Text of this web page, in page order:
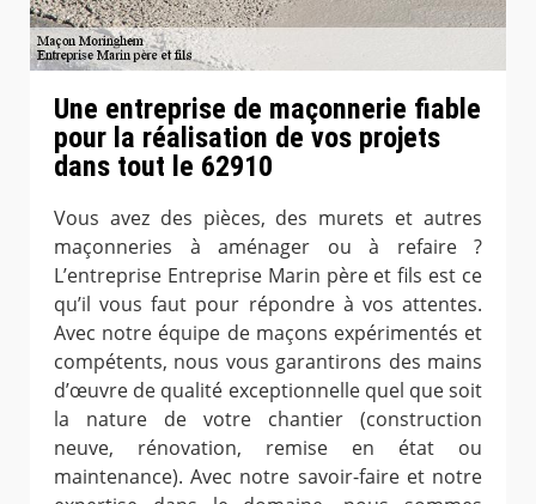
Une entreprise de maçonnerie fiable
pour la réalisation de vos projets
dans tout le 62910
Vous avez des pièces, des murets et autres
maçonneries à aménager ou à refaire ?
L’entreprise Entreprise Marin père et fils est ce
qu’il vous faut pour répondre à vos attentes.
Avec notre équipe de maçons expérimentés et
compétents, nous vous garantirons des mains
d’œuvre de qualité exceptionnelle quel que soit
la nature de votre chantier (construction
neuve, rénovation, remise en état ou
maintenance). Avec notre savoir-faire et notre